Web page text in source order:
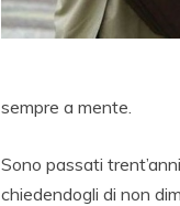
sempre a mente.
Sono passati
chiedendogli di non